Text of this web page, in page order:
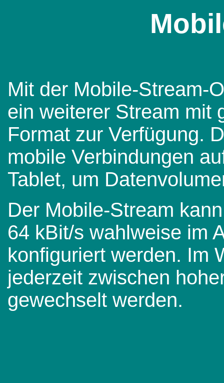
Mit der Mobile-Stream-
ein weiterer Stream mit
Format zur Verfügung.
mobile Verbindungen
Tablet, um
Der Mobile-Stream
64 kBit/s wahlweise im
konfiguriert werden. Im
jederzeit zwischen
gewechselt werden.